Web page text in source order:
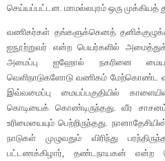
செய்யப்பட்டன. மாமல்லபுரம் ஒரு முக்கியத்
வணிகர்கள் தங்களுக்கெனத்
ஐநூற்றுவர் என்ற பெயர்களில்
அமைப்பு ஐஹோல் நகரினை
வெளிநாடுகளோடு வணிகம் மேற்கொண்ட
இவ்வமைப்பு மையப்பகுதியில்
கொடியைக் கொண்டிருந்தது. வீர
உரிமையையும் பெற்றிருந்தது.
நாடுகள் முழுவதும் விரிந்து
பட்டணக்கிழார், தண்டநாயகன் என்ற